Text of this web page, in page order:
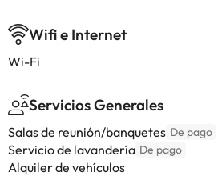
Wifi e Internet
Wi-Fi
Servicios Generales
Salas de reunión/banquetes De pago
Servicio de lavandería De pago
Alquiler de vehículos